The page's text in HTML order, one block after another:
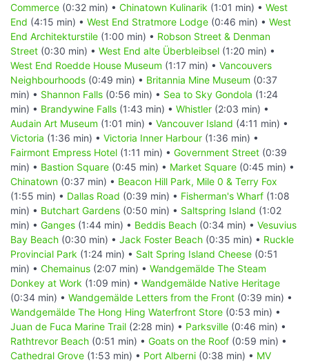
Commerce (0:32 min) • Chinatown Kulinarik (1:01 min) • West
End (4:15 min) • West End Stratmore Lodge (0:46 min) • West
End Architekturstile (1:00 min) • Robson Street & Denman
Street (0:30 min) • West End alte Überbleibsel (1:20 min) •
West End Roedde House Museum (1:17 min) • Vancouvers
Neighbourhoods (0:49 min) • Britannia Mine Museum (0:37
min) • Shannon Falls (0:56 min) • Sea to Sky Gondola (1:24
min) • Brandywine Falls (1:43 min) • Whistler (2:03 min) •
Audain Art Museum (1:01 min) • Vancouver Island (4:11 min) •
Victoria (1:36 min) • Victoria Inner Harbour (1:36 min) •
Fairmont Empress Hotel (1:11 min) • Government Street (0:39
min) • Bastion Square (0:45 min) • Market Square (0:45 min) •
Chinatown (0:37 min) • Beacon Hill Park, Mile 0 & Terry Fox
(1:55 min) • Dallas Road (0:39 min) • Fisherman's Wharf (1:08
min) • Butchart Gardens (0:50 min) • Saltspring Island (1:02
min) • Ganges (1:44 min) • Beddis Beach (0:34 min) • Vesuvius
Bay Beach (0:30 min) • Jack Foster Beach (0:35 min) • Ruckle
Provincial Park (1:24 min) • Salt Spring Island Cheese (0:51
min) • Chemainus (2:07 min) • Wandgemälde The Steam
Donkey at Work (1:09 min) • Wandgemälde Native Heritage
(0:34 min) • Wandgemälde Letters from the Front (0:39 min) •
Wandgemälde The Hong Hing Waterfront Store (0:53 min) •
Juan de Fuca Marine Trail (2:28 min) • Parksville (0:46 min) •
Rathtrevor Beach (0:51 min) • Goats on the Roof (0:59 min) •
Cathedral Grove (1:53 min) • Port Alberni (0:38 min) • MV